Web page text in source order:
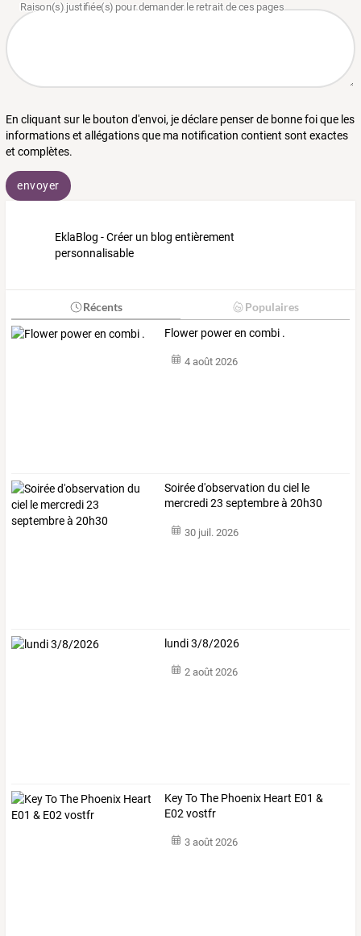
En cliquant sur le bouton d'envoi, je déclare penser de bonne foi que les
informations et allégations que ma notification contient sont exactes
et complètes.
envoyer
EklaBlog - Créer un blog entièrement
personnalisable
Récents Populaires
Flower power en combi .
4 août 2026
Soirée d'observation du ciel le
mercredi 23 septembre à 20h30
30 juil. 2026
lundi 3/8/2026
2 août 2026
Key To The Phoenix Heart E01 &
E02 vostfr
3 août 2026